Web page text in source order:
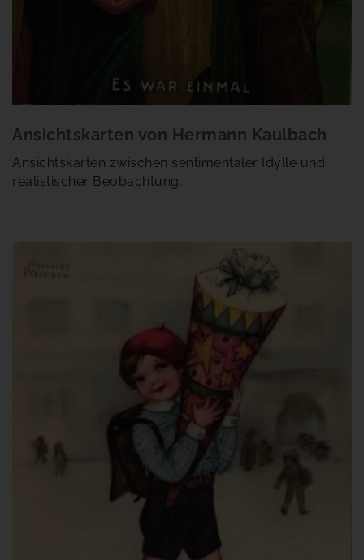
Ansichtskarten von Hermann Kaulbach
Ansichtskarten zwischen sentimentaler Idylle und
realistischer Beobachtung.